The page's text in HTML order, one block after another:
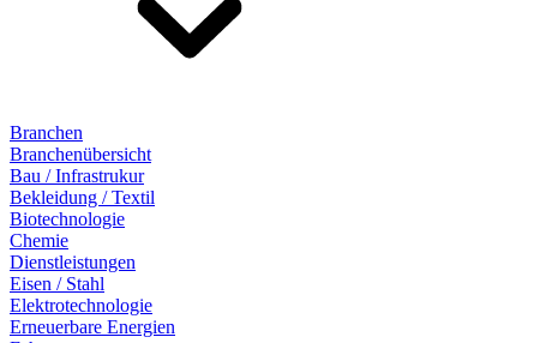
Branchen
Branchenübersicht
Bau / Infrastrukur
Bekleidung / Textil
Biotechnologie
Chemie
Dienstleistungen
Eisen / Stahl
Elektrotechnologie
Erneuerbare Energien